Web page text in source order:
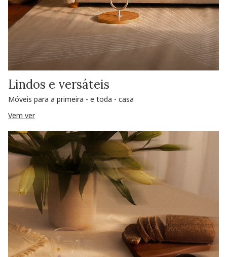
Lindos e versáteis
Móveis para a primeira - e toda - casa
Vem ver